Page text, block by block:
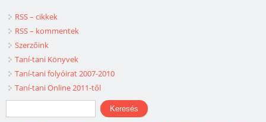
RSS – cikkek
RSS – kommentek
Szerzőink
Taní-tani Könyvek
Taní-tani folyóirat 2007-2010
Taní-tani Online 2011-től
Keresés űrlap
Keresés